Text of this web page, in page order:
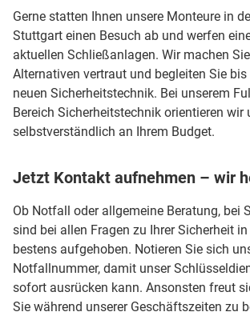
Gerne statten Ihnen unsere Monteure in
Stuttgart einen Besuch ab und werfen
aktuellen Schließanlagen. Wir machen
Alternativen vertraut und begleiten Sie
neuen Sicherheitstechnik. Bei unserem
Bereich Sicherheitstechnik orientieren wir
selbstverständlich an Ihrem Budget.
Jetzt Kontakt aufnehmen – wir
Ob Notfall oder allgemeine Beratung, bei
sind bei allen Fragen zu Ihrer Sicherheit
bestens aufgehoben. Notieren Sie sich
Notfallnummer, damit unser
sofort ausrücken kann. Ansonsten freut
Sie während unserer Geschäftszeiten zu